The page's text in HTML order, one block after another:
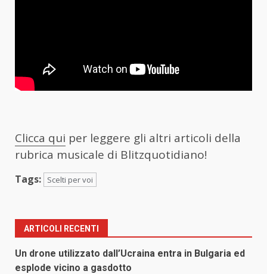
Clicca qui per leggere gli altri articoli della
rubrica musicale di Blitzquotidiano!
Tags: Scelti per voi
ARTICOLI RECENTI
Un drone utilizzato dall’Ucraina entra in Bulgaria ed
esplode vicino a gasdotto